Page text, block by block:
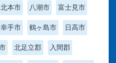
北本市 八潮市 富士見市
幸手市 鶴ヶ島市 日高市
北足立郡 入間郡